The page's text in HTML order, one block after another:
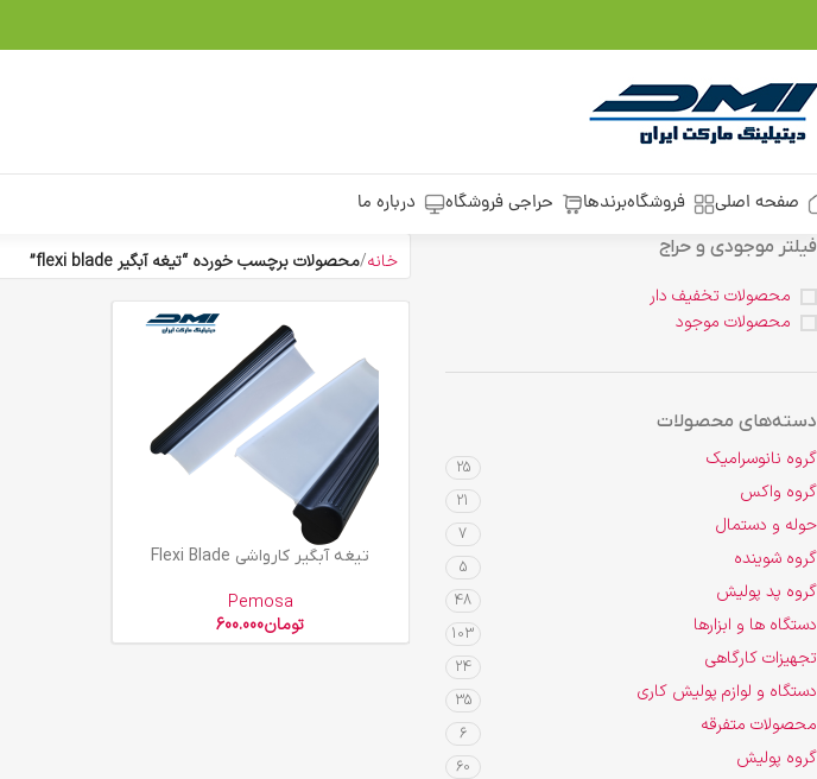
صفحه اصلی فروشگاهبرندها حراجی فروشگاه درباره ما
فیلتر موجودی و حراج
محصولات تخفیف دار
محصولات موجود
دسته‌های محصولات
گروه نانوسرامیک 25
گروه واکس 21
حوله و دستمال 7
گروه شوینده 5
گروه پد پولیش 48
دستگاه ها و ابزارها 103
تجهیزات کارگاهی 24
دستگاه و لوازم پولیش کاری 35
محصولات متفرقه 6
گروه پولیش 60
خانه محصولات برچسب خورده “تیغه آبگیر flexi blade”
افزودن به سبد خرید
تیغه آبگیر کارواشی Flexi Blade
Pemosa
تومان600.000